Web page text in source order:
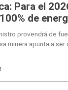
Para el
de
provendrá de
minera apunta a